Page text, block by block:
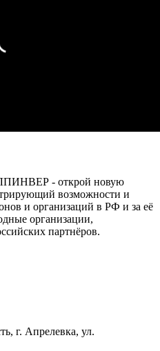
- открой новую
возможности и
и организаций в РФ и за её
организации,
партнёров.
г. Апрелевка, ул.